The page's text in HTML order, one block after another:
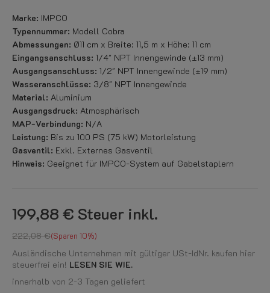
Marke: IMPCO
Typennummer: Modell Cobra
Abmessungen: Ø11 cm x Breite: 11,5 m x Höhe: 11 cm
Eingangsanschluss: 1/4" NPT Innengewinde (±13 mm)
Ausgangsanschluss: 1/2" NPT Innengewinde (±19 mm)
Wasseranschlüsse: 3/8" NPT Innengewinde
Material: Aluminium
Ausgangsdruck: Atmosphärisch
MAP-Verbindung: N/A
Leistung: Bis zu 100 PS (75 kW) Motorleistung
Gasventil: Exkl. Externes Gasventil
Hinweis: Geeignet für IMPCO-System auf Gabelstaplern
199,88 € Steuer inkl.
222,08 € Sparen 10%
Ausländische Unternehmen mit gültiger USt-IdNr. kaufen hier
steuerfrei ein! LESEN SIE WIE.
innerhalb von 2-3 Tagen geliefert